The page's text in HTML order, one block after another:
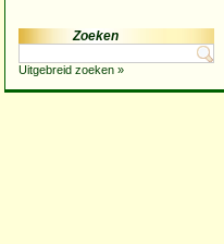
Zoeken
Uitgebreid zoeken »